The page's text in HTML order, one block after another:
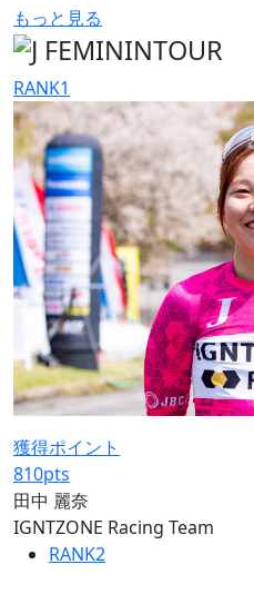
もっと見る
RANK1
獲得ポイント
810pts
田中 麗奈
IGNTZONE Racing Team
RANK2